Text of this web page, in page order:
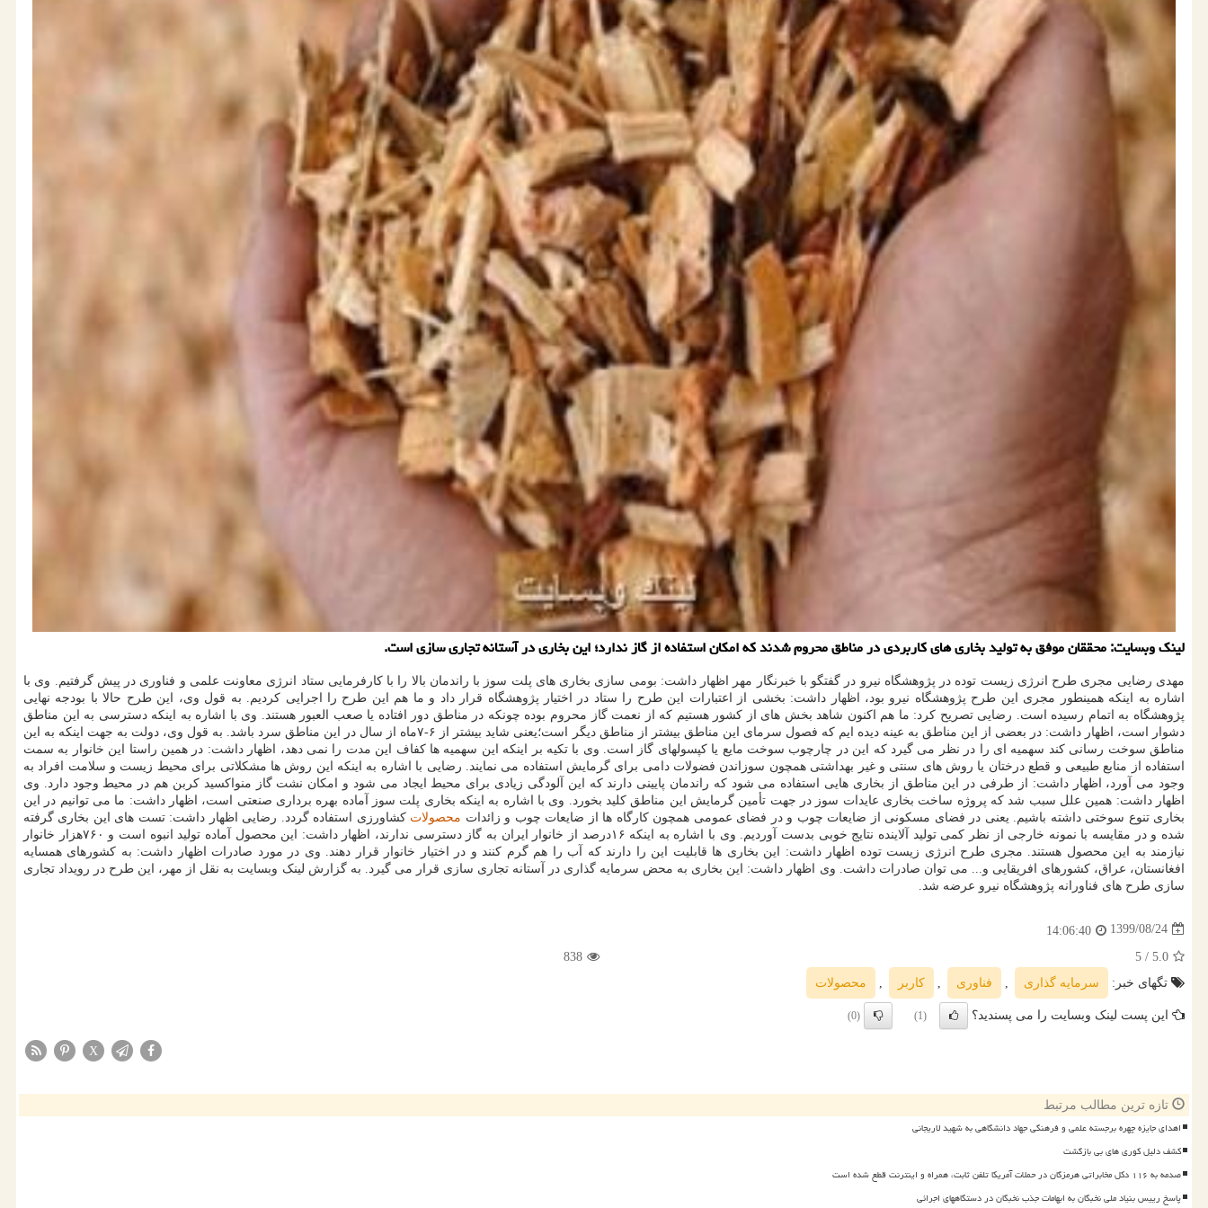
لینك وبسایت: محققان موفق به تولید بخاری های كاربردی در مناطق محروم شدند كه امكان استفاده از گاز ندارد؛ این بخاری در آستانه تجاری سازی است.
مهدی رضایی مجری طرح انرژی زیست توده در پژوهشگاه نیرو در گفتگو با خبرنگار مهر اظهار داشت: بومی سازی بخاری های پلت سوز با راندمان بالا را با کارفرمایی ستاد انرژی معاونت علمی و فناوری در پیش گرفتیم. وی با
اشاره به اینکه همینطور مجری این طرح پژوهشگاه نیرو بود، اظهار داشت: بخشی از اعتبارات این طرح را ستاد در اختیار پژوهشگاه قرار داد و ما هم این طرح را اجرایی کردیم. به قول وی، این طرح حالا با بودجه نهایی
پژوهشگاه به اتمام رسیده است. رضایی تصریح کرد: ما هم اکنون شاهد بخش های از کشور هستیم که از نعمت گاز محروم بوده چونکه در مناطق دور افتاده یا صعب العبور هستند. وی با اشاره به اینکه دسترسی به این مناطق
دشوار است، اظهار داشت: در بعضی از این مناطق به عینه دیده ایم که فصول سرمای این مناطق بیشتر از مناطق دیگر است؛یعنی شاید بیشتر از ۶-۷ماه از سال در این مناطق سرد باشد. به قول وی، دولت به جهت اینکه به این
مناطق سوخت رسانی کند سهمیه ای را در نظر می گیرد که این در چارچوب سوخت مایع یا کپسولهای گاز است. وی با تکیه بر اینکه این سهمیه ها کفاف این مدت را نمی دهد، اظهار داشت: در همین راستا این خانوار به سمت
استفاده از منابع طبیعی و قطع درختان یا روش های سنتی و غیر بهداشتی همچون سوزاندن فضولات دامی برای گرمایش استفاده می نمایند. رضایی با اشاره به اینکه این روش ها مشکلاتی برای محیط زیست و سلامت افراد به
وجود می آورد، اظهار داشت: از طرفی در این مناطق از بخاری هایی استفاده می شود که راندمان پایینی دارند که این آلودگی زیادی برای محیط ایجاد می شود و امکان نشت گاز منواکسید کربن هم در محیط وجود دارد. وی
اظهار داشت: همین علل سبب شد که پروژه ساخت بخاری عایدات سوز در جهت تأمین گرمایش این مناطق کلید بخورد. وی با اشاره به اینکه بخاری پلت سوز آماده بهره برداری صنعتی است، اظهار داشت: ما می توانیم در این
بخاری تنوع سوختی داشته باشیم. یعنی در فضای مسکونی از ضایعات چوب و در فضای عمومی همچون کارگاه ها از ضایعات چوب و زائدات محصولات کشاورزی استفاده گردد. رضایی اظهار داشت: تست های این بخاری گرفته
شده و در مقایسه با نمونه خارجی از نظر کمی تولید آلاینده نتایج خوبی بدست آوردیم. وی با اشاره به اینکه ۱۶درصد از خانوار ایران به گاز دسترسی ندارند، اظهار داشت: این محصول آماده تولید انبوه است و ۷۶۰هزار خانوار
نیازمند به این محصول هستند. مجری طرح انرژی زیست توده اظهار داشت: این بخاری ها قابلیت این را دارند که آب را هم گرم کنند و در اختیار خانوار قرار دهند. وی در مورد صادرات اظهار داشت: به کشورهای همسایه
افغانستان، عراق، کشورهای افریقایی و... می توان صادرات داشت. وی اظهار داشت: این بخاری به محض سرمایه گذاری در آستانه تجاری سازی قرار می گیرد. به گزارش لینک وبسایت به نقل از مهر، این طرح در رویداد تجاری
سازی طرح های فناورانه پژوهشگاه نیرو عرضه شد.​
1399/08/24
14:06:40
5.0
/ 5
838
تگهای خبر:
سرمایه گذاری فناوری كاربر محصولات
این پست لینک وبسایت را می پسندید؟ (1)
(0)
X
تازه ترین مطالب مرتبط
اهدای جایزه چهره برجسته علمی و فرهنگی جهاد دانشگاهی به شهید لاریجانی
کشف دلیل کوری های بی بازگشت
صدمه به ۱۱۶ دکل مخابراتی هرمزگان در حملات آمریکا تلفن ثابت، همراه و اینترنت قطع شده است
پاسخ رییس بنیاد ملی نخبگان به ابهامات جذب نخبگان در دستگاههای اجرائی